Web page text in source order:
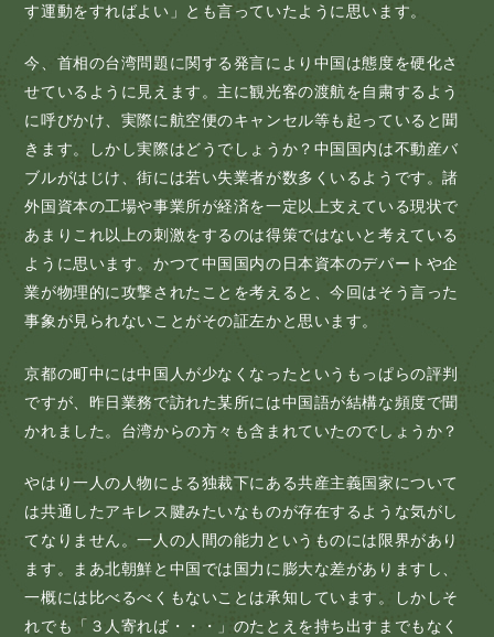
す運動をすればよい」とも言っていたように思います。
今、首相の台湾問題に関する発言により中国は態度を硬化さ
せているように見えます。主に観光客の渡航を自粛するよう
に呼びかけ、実際に航空便のキャンセル等も起っていると聞
きます。しかし実際はどうでしょうか？中国国内は不動産バ
ブルがはじけ、街には若い失業者が数多くいるようです。諸
外国資本の工場や事業所が経済を一定以上支えている現状で
あまりこれ以上の刺激をするのは得策ではないと考えている
ように思います。かつて中国国内の日本資本のデパートや企
業が物理的に攻撃されたことを考えると、今回はそう言った
事象が見られないことがその証左かと思います。
京都の町中には中国人が少なくなったというもっぱらの評判
ですが、昨日業務で訪れた某所には中国語が結構な頻度で聞
かれました。台湾からの方々も含まれていたのでしょうか？
やはり一人の人物による独裁下にある共産主義国家について
は共通したアキレス腱みたいなものが存在するような気がし
てなりません。一人の人間の能力というものには限界があり
ます。まあ北朝鮮と中国では国力に膨大な差がありますし、
一概には比べるべくもないことは承知しています。しかしそ
れでも「３人寄れば・・・」のたとえを持ち出すまでもなく